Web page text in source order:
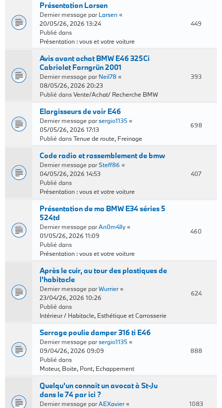
Présentation Larsen
Dernier message parLarsen«
20/05/26, 2026 13:24
Publié dans
Présentation : vous et votre voiture
449
Avis avant achat BMW E46 325Ci
Cabriolet Farngrün 2001
Dernier message parNeil78«
08/05/26, 2026 20:23
Publié dansVente/Achat/ Recherche BMW
393
Elargisseurs de voir E46
Dernier message parsergio1135«
05/05/26, 2026 17:13
Publié dansTenue de route, Freinage
698
Code radio et rassemblement de bmw
Dernier message parSteff86 «
04/05/26, 2026 14:53
Publié dans
Présentation : vous et votre voiture
407
Présentation de ma BMW E34 séries 5
524td
Dernier message parAn0m4lly«
01/05/26, 2026 11:09
Publié dans
Présentation : vous et votre voiture
460
Après le cuir, au tour des plastiques de
l'habitacle
Dernier message parWurrier«
23/04/26, 2026 10:26
Publié dans
Intérieur / Habitacle, Esthétique et Carrosserie
624
Serrage poulie damper 316 ti E46
Dernier message parsergio1135«
09/04/26, 2026 09:09
Publié dans
Moteur, Boite, Pont, Echappement
888
Quelqu'un connait un avocat à St-Ju
dans le 74 par ici ?
Dernier message parAEXavier«
1083